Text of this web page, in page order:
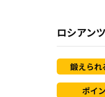
ロシアン
鍛えられ
ポイ